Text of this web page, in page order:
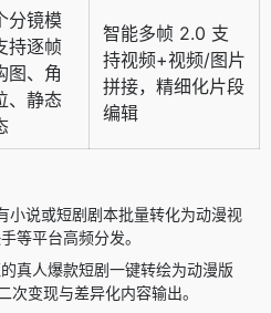
分镜模
持逐帧
图、角
、静态
智能多帧 2.0 支
持视频+视频/图片
拼接，精细化片段
编辑
小说或短剧剧本批量转化为动漫视
等平台高频分发。
真人爆款短剧一键转绘为动漫版
次变现与差异化内容输出。